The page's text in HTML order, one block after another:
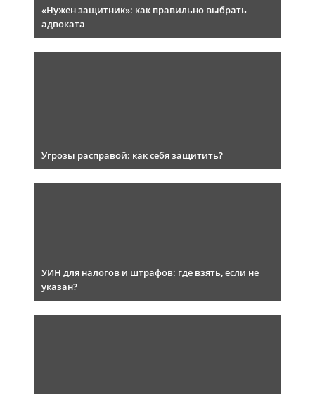
«Нужен защитник»: как правильно выбрать
адвоката
Угрозы расправой: как себя защитить?
УИН для налогов и штрафов: где взять, если не
указан?